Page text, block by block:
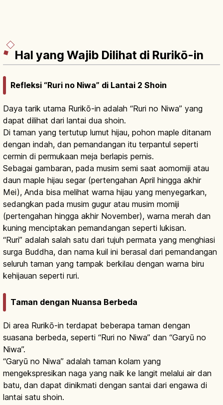
Hal yang Wajib Dilihat di Rurikō-in
Refleksi “Ruri no Niwa” di Lantai 2 Shoin
Daya tarik utama Rurikō-in adalah “Ruri no Niwa” yang
dapat dilihat dari lantai dua shoin.
Di taman yang tertutup lumut hijau, pohon maple ditanam
dengan indah, dan pemandangan itu terpantul seperti
cermin di permukaan meja berlapis pernis.
Sebagai gambaran, pada musim semi saat aomomiji atau
daun maple hijau segar (pertengahan April hingga akhir
Mei), Anda bisa melihat warna hijau yang menyegarkan,
sedangkan pada musim gugur atau musim momiji
(pertengahan hingga akhir November), warna merah dan
kuning menciptakan pemandangan seperti lukisan.
“Ruri” adalah salah satu dari tujuh permata yang menghiasi
surga Buddha, dan nama kuil ini berasal dari pemandangan
seluruh taman yang tampak berkilau dengan warna biru
kehijauan seperti ruri.
Taman dengan Nuansa Berbeda
Di area Rurikō-in terdapat beberapa taman dengan
suasana berbeda, seperti “Ruri no Niwa” dan “Garyū no
Niwa”.
“Garyū no Niwa” adalah taman kolam yang
mengekspresikan naga yang naik ke langit melalui air dan
batu, dan dapat dinikmati dengan santai dari engawa di
lantai satu shoin.